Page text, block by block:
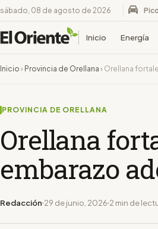
sábado, 08 de agosto de 2026
Inicio Energía
Inicio › Provincia de Orellana › Orellana
PROVINCIA DE ORELLANA
Orellana
embarazo
Redacción 29 de junio, 2026 2 min de